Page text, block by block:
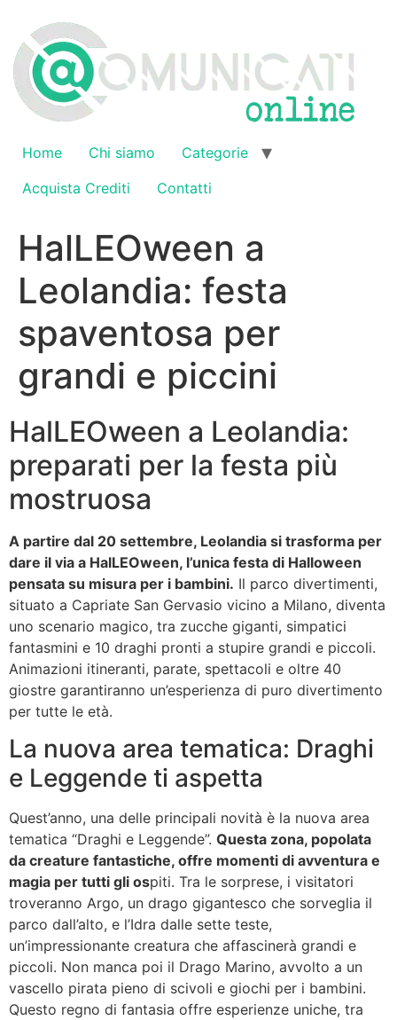
contenuto
Home Chi siamo
Categorie
Acquista Crediti
Contatti
HalLEOween a
Leolandia: festa
spaventosa per
grandi e piccini
HalLEOween a Leolandia:
preparati per la festa più
mostruosa
A partire dal 20 settembre, Leolandia si trasforma per
dare il via a HalLEOween, l’unica festa di Halloween
pensata su misura per i bambini. Il parco divertimenti,
situato a Capriate San Gervasio vicino a Milano, diventa
uno scenario magico, tra zucche giganti, simpatici
fantasmini e 10 draghi pronti a stupire grandi e piccoli.
Animazioni itineranti, parate, spettacoli e oltre 40
giostre garantiranno un’esperienza di puro divertimento
per tutte le età.
La nuova area tematica: Draghi
e Leggende ti aspetta
Quest’anno, una delle principali novità è la nuova area
tematica “Draghi e Leggende”. Questa zona, popolata
da creature fantastiche, offre momenti di avventura e
magia per tutti gli ospiti. Tra le sorprese, i visitatori
troveranno Argo, un drago gigantesco che sorveglia il
parco dall’alto, e l’Idra dalle sette teste,
un’impressionante creatura che affascinerà grandi e
piccoli. Non manca poi il Drago Marino, avvolto a un
vascello pirata pieno di scivoli e giochi per i bambini.
Questo regno di fantasia offre esperienze uniche, tra